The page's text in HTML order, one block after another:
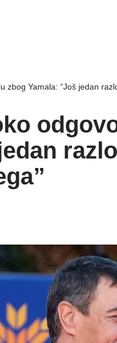
zbog Yamala: “Još jedan